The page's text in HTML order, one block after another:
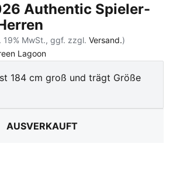
Authentic Spieler-
19% MwSt., ggf. zzgl. Versand.)
Lagoon:
184 cm groß und trägt Größe
AUSVERKAUFT